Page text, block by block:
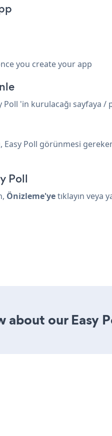
you create your app
Poll 'in kurulacağı sayfaya /
Poll görünmesi
Poll
Önizleme'yetıklayın veya
about our Easy